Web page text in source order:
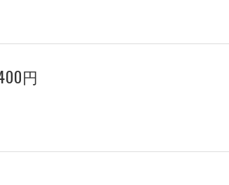
円